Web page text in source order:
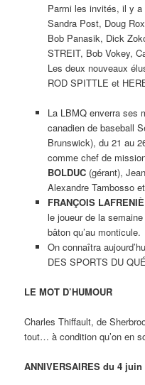
Parmi les invités, il y a
Sandra Post, Doug
Bob Panasik, Dick
STREIT, Bob Vokey,
Les deux nouveaux
ROD SPITTLE et
La LBMQ enverra ses
canadien de baseball
Brunswick), du 21 au
comme chef de
BOLDUC(gérant),
Alexandre Tambosso
FRANÇOIS
le joueur de la
bâton qu’au monticule.
On connaîtra
DES SPORTS DU
LE MOT D’HUMOUR
Charles Thiffault, de
tout… à condition qu’on en
ANNIVERSAIRES du 4 juin